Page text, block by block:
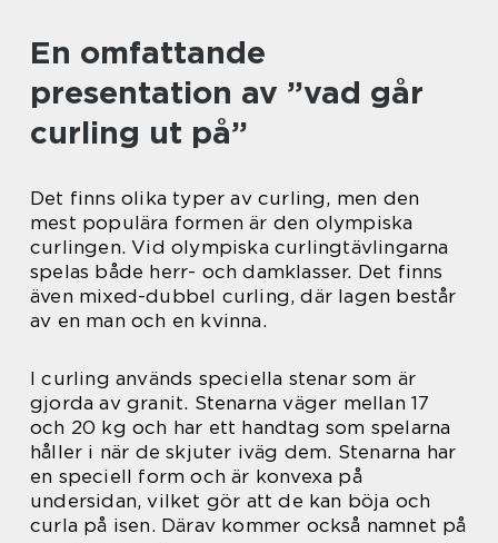
En omfattande
presentation av ”vad går
curling ut på”
Det finns olika typer av curling, men den
mest populära formen är den olympiska
curlingen. Vid olympiska curlingtävlingarna
spelas både herr- och damklasser. Det finns
även mixed-dubbel curling, där lagen består
av en man och en kvinna.
I curling används speciella stenar som är
gjorda av granit. Stenarna väger mellan 17
och 20 kg och har ett handtag som spelarna
håller i när de skjuter iväg dem. Stenarna har
en speciell form och är konvexa på
undersidan, vilket gör att de kan böja och
curla på isen. Därav kommer också namnet på